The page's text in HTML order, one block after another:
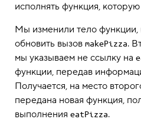
исполнять функция,
Мы изменили тело функции,
обновить вызов makePizza.
мы указываем не ссылку на
функции, передав
Получается, на место
передана новая функция,
выполнения eatPizza.